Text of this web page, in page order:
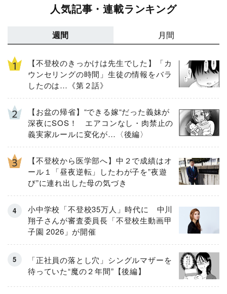
人気記事・連載ランキング
週間 月間
【不登校のきっかけは先生でした】「カ
ウンセリングの時間」生徒の情報をバラ
したのは…《第２話》
【お盆の帰省】“できる嫁“だった義妹が
深夜にSOS！ エアコンなし・肉禁止の
義実家ルールに変化が…〈後編〉
【不登校から医学部へ】中２で成績はオ
ール１「昼夜逆転」したわが子を”夜遊
び”に連れ出した母の気づき
小中学校「不登校35万人」時代に 中川
翔子さんが審査委員長「不登校生動画甲
子園 2026」が開催
「正社員の落とし穴」シングルマザーを
待っていた“魔の２年間”【後編】